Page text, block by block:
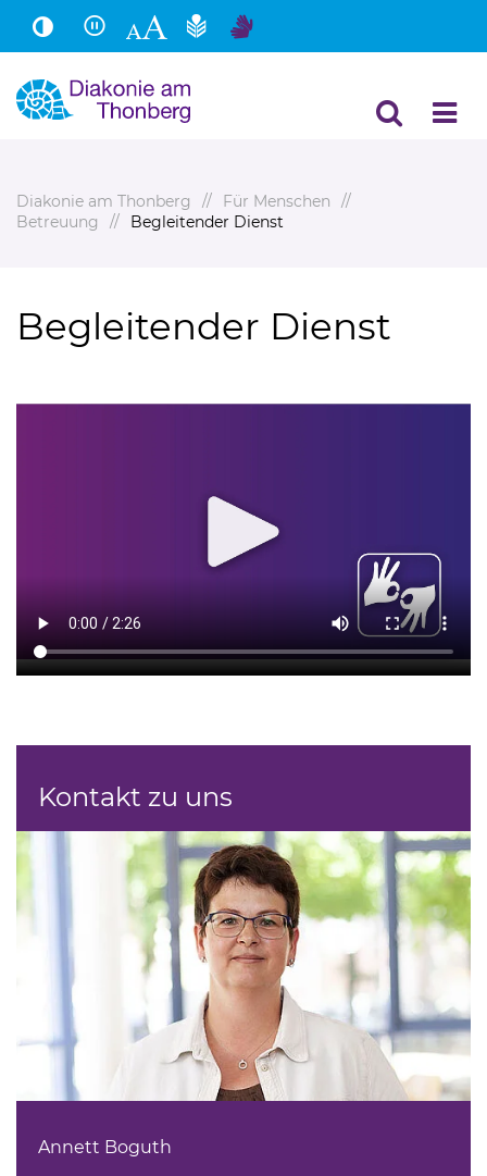
Hauptinhalt
Fußbereich
Diakonie am Thonberg
Für Menschen
Betreuung
Begleitender Dienst
Begleitender Dienst
Kontakt zu uns
Annett Boguth